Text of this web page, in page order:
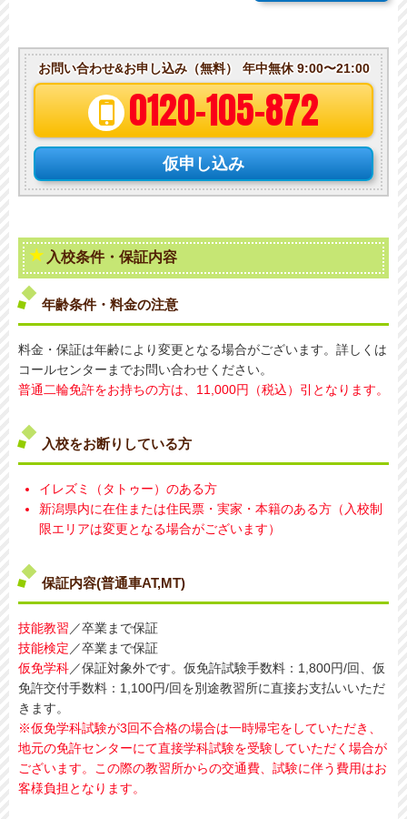
お問い合わせ&お申し込み（無料） 年中無休 9:00〜21:00
0120-105-872
仮申し込み
入校条件・保証内容
年齢条件・料金の注意
料金・保証は年齢により変更となる場合がございます。詳しくは
コールセンターまでお問い合わせください。
普通二輪免許をお持ちの方は、11,000円（税込）引となります。
入校をお断りしている方
イレズミ（タトゥー）のある方
新潟県内に在住または住民票・実家・本籍のある方（入校制
限エリアは変更となる場合がございます）
保証内容(普通車AT,MT)
技能教習 ／卒業まで保証
技能検定 ／卒業まで保証
仮免学科／保証対象外です。仮免許試験手数料：1,800円/回、仮
免許交付手数料：1,100円/回を別途教習所に直接お支払いいただ
きます。
※仮免学科試験が3回不合格の場合は一時帰宅をしていただき、
地元の免許センターにて直接学科試験を受験していただく場合が
ございます。この際の教習所からの交通費、試験に伴う費用はお
客様負担となります。